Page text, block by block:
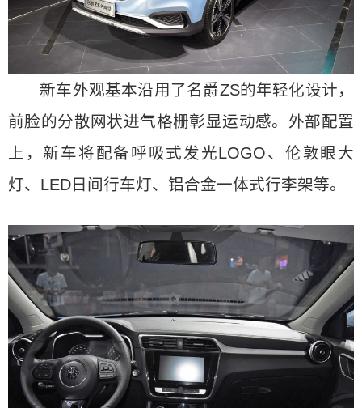
新车外观基本沿用了名爵ZS的年轻化设计，
前脸的分散网状进气格栅彰显运动感。外部配置
上，新车将配备呼吸式发光LOGO、伦敦眼大
灯、LED日间行车灯、铝合金一体式行李架等。